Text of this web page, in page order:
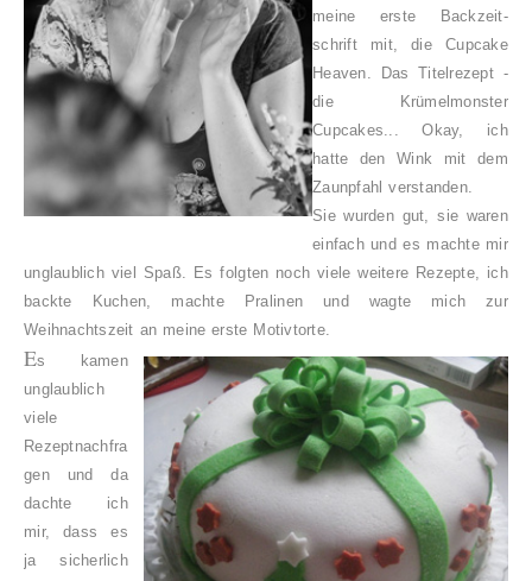
meine erste Backzeit-
schrift mit, die Cupcake
Heaven. Das Titelrezept -
die Krümelmonster
Cupcakes... Okay, ich
hatte den Wink mit dem
Zaunpfahl verstanden.
Sie wurden gut, sie waren
einfach und es machte mir
unglaublich viel Spaß. Es folgten noch viele weitere Rezepte, ich
backte Kuchen, machte Pralinen und wagte mich zur
Weihnachtszeit an meine erste Motivtorte.
Es kamen
unglaublich
viele
Rezeptnachfra
gen und da
dachte ich
mir, dass es
ja sicherlich